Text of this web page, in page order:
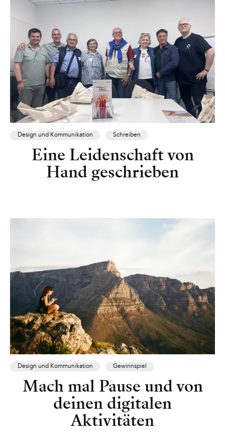
Design und Kommunikation Schreiben
Eine Leidenschaft von
Hand geschrieben
Design und Kommunikation Gewinnspiel
Mach mal Pause und von
deinen digitalen
Aktivitäten